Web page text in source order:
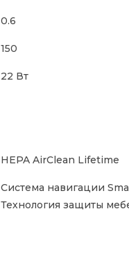
0.6
150
22 Вт
HEPA AirClean Lifetime
Система навигации
Технология защиты